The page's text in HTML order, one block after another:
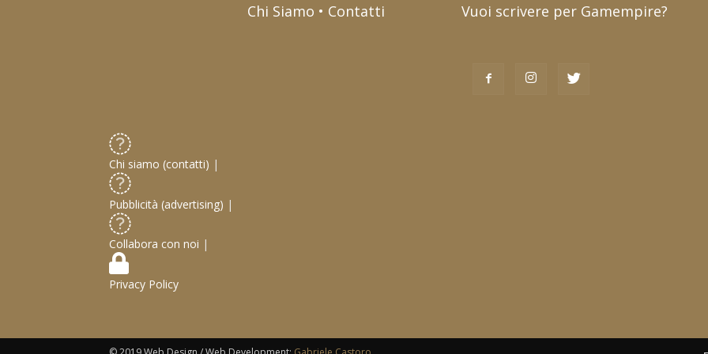
Chi Siamo • Contatti Vuoi scrivere per Gamempire?
Chi siamo (contatti) |
Pubblicità (advertising) |
Collabora con noi |
Privacy Policy